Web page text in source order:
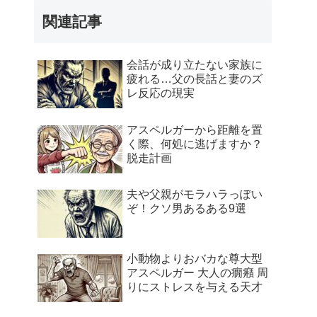
関連記事
会話が成り立たない家族に
疲れる…父の長話と妻のズ
レ反応の現実
アスペルガーから距離を置
く際、何処に逃げますか？
脱走計画
夫や父親がモラハラっぽい
ぞ！クソ男あるある9選
小動物よりおバカな尊大型
アスペルガー 大人の癇癪 周
りにストレスを与える天才